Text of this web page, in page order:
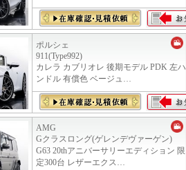
ポルシェ
911(Type992)
カレラ カブリオレ 後期モデル PDK 左ハ
ンドル 有償色 ベージュ…
AMG
Gクラスロング(ゲレンデヴァーゲン)
G63 20thアニバーサリーエディション 限
定300台 レザーエクス…